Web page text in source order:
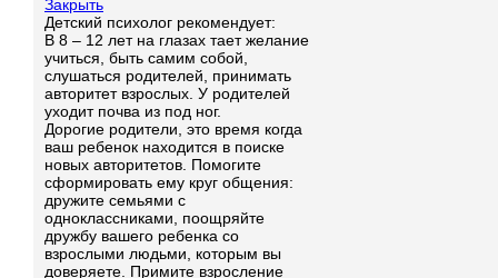
Закрыть
Детский психолог рекомендует:
В 8 – 12 лет на глазах тает желание
учиться, быть самим собой,
слушаться родителей, принимать
авторитет взрослых. У родителей
уходит почва из под ног.
Дорогие родители, это время когда
ваш ребенок находится в поиске
новых авторитетов. Помогите
сформировать ему круг общения:
дружите семьями с
одноклассниками, поощряйте
дружбу вашего ребенка со
взрослыми людьми, которым вы
доверяете. Примите взросление